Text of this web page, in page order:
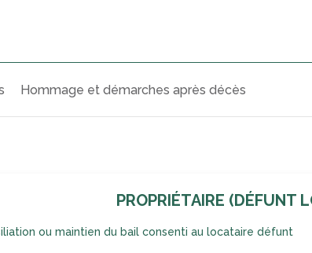
Hommage et démarches après décès
PROPRIÉTAIRE (DÉFUNT
ou maintien du bail consenti au locataire défunt